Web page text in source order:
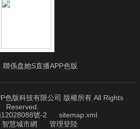
聯係盘她S直播APP色版
色版科技有限公司 版權所有 All Rights
Reserved.
號-2
sitemap.xml
智慧城市網 管理登陸